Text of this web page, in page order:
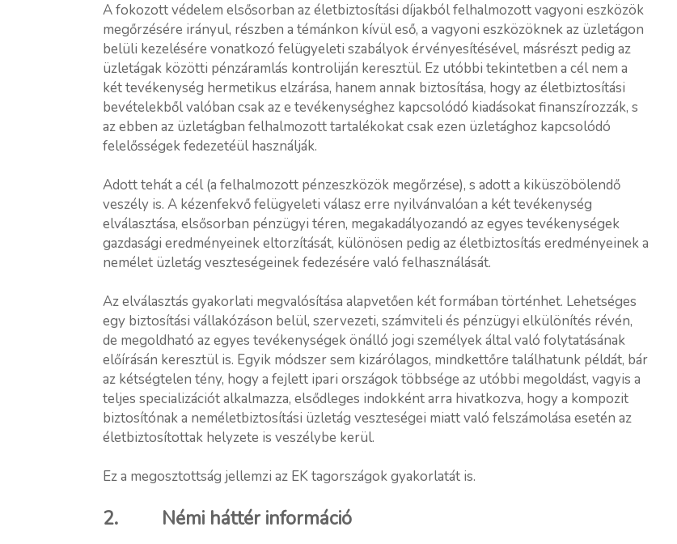
A fokozott védelem elsősorban az életbiztosítási díjakból felhalmozott vagyoni eszközök
megőrzésére irányul, részben a témánkon kívül eső, a vagyoni eszközöknek az üzletágon
belüli kezelésére vonatkozó felügyeleti szabályok érvényesítésével, másrészt pedig az
üzletágak közötti pénzáramlás kontroliján keresztül. Ez utóbbi tekintetben a cél nem a
két tevékenység hermetikus elzárása, hanem annak biztosítása, hogy az életbiztosítási
bevételekből valóban csak az e tevékenységhez kapcsolódó kiadásokat finanszírozzák, s
az ebben az üzletágban felhalmozott tartalékokat csak ezen üzletághoz kapcsolódó
felelősségek fedezetéül használják.
Adott tehát a cél (a felhalmozott pénzeszközök megőrzése), s adott a kiküszöbölendő
veszély is. A kézenfekvő felügyeleti válasz erre nyilvánvalóan a két tevékenység
elválasztása, elsősorban pénzügyi téren, megakadályozandó az egyes tevékenységek
gazdasági eredményeinek eltorzítását, különösen pedig az életbiztosítás eredményeinek a
nemélet üzletág veszteségeinek fedezésére való felhasználását.
Az elválasztás gyakorlati megvalósítása alapvetően két formában történhet. Lehetséges
egy biztosítási vállakózáson belül, szervezeti, számviteli és pénzügyi elkülönítés révén,
de megoldható az egyes tevékenységek önálló jogi személyek által való folytatásának
előírásán keresztül is. Egyik módszer sem kizárólagos, mindkettőre találhatunk példát, bár
az kétségtelen tény, hogy a fejlett ipari országok többsége az utóbbi megoldást, vagyis a
teljes specializációt alkalmazza, elsődleges indokként arra hivatkozva, hogy a kompozit
biztosítónak a neméletbiztosítási üzletág veszteségei miatt való felszámolása esetén az
életbiztosítottak helyzete is veszélybe kerül.
Ez a megosztottság jellemzi az EK tagországok gyakorlatát is.
2. Némi háttér információ